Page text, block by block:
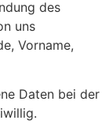
des
uns
Vorname,
Daten bei der